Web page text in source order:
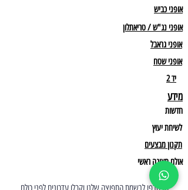
אופני כביש
אופני נג"ש / טריאתלון
אופני גראבל
אופני שטח
יד 2
מידע
חדשות
לשיחת יעוץ
תקנון מבצעים
אולם תצוגה ראשי